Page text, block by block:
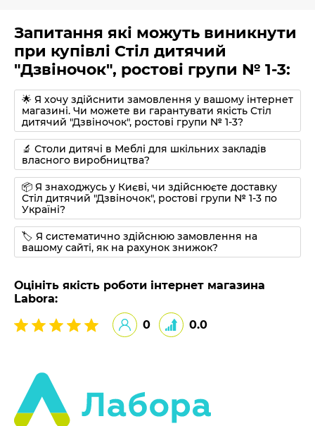
Запитання які можуть виникнути
при купівлі Стіл дитячий
"Дзвіночок", ростові групи № 1-3:
🌟 Я хочу здійснити замовлення у вашому інтернет
магазині. Чи можете ви гарантувати якість Стіл
дитячий "Дзвіночок", ростові групи № 1-3?
🔬 Столи дитячі в Меблі для шкільних закладів
власного виробництва?
📦 Я знаходжусь у Києві, чи здійснюєте доставку
Стіл дитячий "Дзвіночок", ростові групи № 1-3 по
Україні?
🏷 Я систематично здійснюю замовлення на
вашому сайті, як на рахунок знижок?
Оцініть якість роботи інтернет магазина
Labora:
0
0.0